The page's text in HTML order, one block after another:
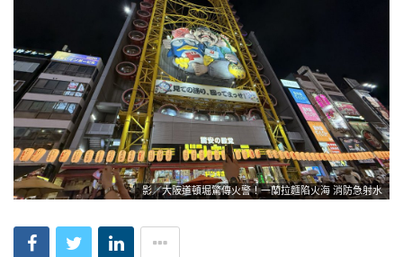
影／大阪道頓堀驚傳火警！一蘭拉麵陷火海 消防急射水